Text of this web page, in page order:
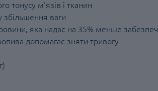
тонусу м'язів і тканин
збільшення ваги
яка надає на 35% менше
допомагає зняти тривогу